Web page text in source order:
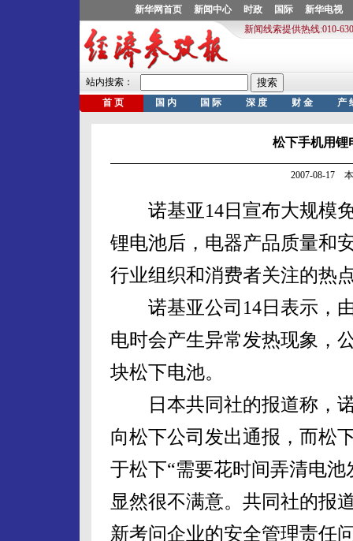
松下手机用锂
2007-08-17
诺基亚14日宣布大规模免
锂电池后，电器产品质量和
行业组织和消费者关注的热
诺基亚公司14日表示，由
电时会产生异常发热现象，
块松下电池。
日本共同社的报道称，诺
向松下公司发出通报，而松
于松下“需要花时间弄清电
显然很不满意。共同社的报
新考问企业的安全管理责任